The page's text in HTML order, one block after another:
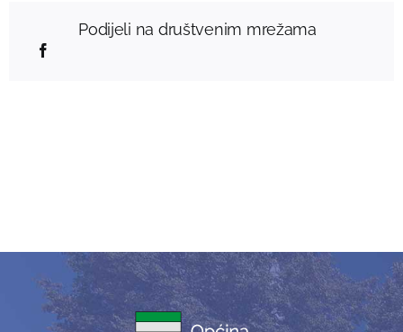
Podijeli na društvenim mrežama